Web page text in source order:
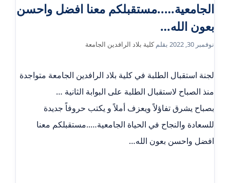
الجامعية…..مستقبلكم معنا افضل واحسن
بعون الله…
نوفمبر 30, 2022 بقلمكلية بلاد الرافدين الجامعة
لجنة استقبال الطلبة في كلية بلاد الرافدين الجامعة متواجدة
منذ الصباح لاستقبال الطلبة على البوابة الثانية …
بصباح يشرق تفاؤلاً ويعزف أملاً و يكتب حروفاً جديدة
للسعادة والنجاح في الحياة الجامعية…..مستقبلكم معنا
افضل واحسن بعون الله…